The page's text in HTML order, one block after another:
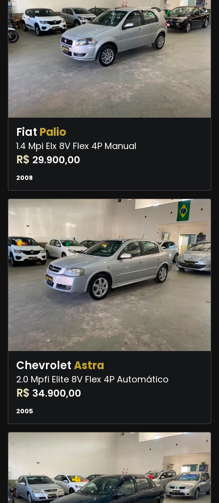
Fiat Palio
1.4 Mpi Elx 8V Flex 4P Manual
R$ 29.900,00
2008
ChevroletAstra
2.0 Mpfi Elite 8V Flex 4P Automático
R$ 34.900,00
2005